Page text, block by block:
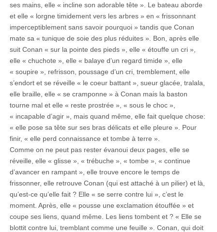
ses mains, elle « incline son adorable tête ». Le bateau aborde
et elle « lorgne timidement vers les arbres » en « frissonnant
imperceptiblement sans savoir pourquoi » tandis que Conan
mate sa « tunique de soie des plus réduites ». Bon, après elle
suit Conan « sur la pointe des pieds », elle « étouffe un cri »,
elle « chuchote », elle « balaye d’un regard timide », elle
« soupire », refrisson, poussage d’un cri, tremblement, elle
s’endort et se réveille « le coeur battant », sueur glacée, tralala,
elle braille, elle « se cramponne » à Conan mais la baston
tourne mal et elle « reste prostrée », « sous le choc »,
« incapable d’agir », mais quand même, elle fait quelque chose:
« elle pose sa tête sur ses bras délicats et elle pleure ». Pour
finir, « elle perd connaissance et tombe à terre ».
Comme on ne peut pas rester évanoui deux pages, elle se
réveille, elle « glisse », « trébuche », « tombe », « continue
d’avancer en rampant », elle trouve encore le temps de
frissonner, elle retrouve Conan (qui est attaché à un pilier) et là,
qu’est-ce qu’elle fait ? Elle « se serre contre lui », c’est le
moment. Après, elle « pousse une exclamation étouffée » et
coupe ses liens, quand même. Les liens tombent et ? « Elle se
blottit contre lui, tremblant comme une feuille ». Conan, qui doit